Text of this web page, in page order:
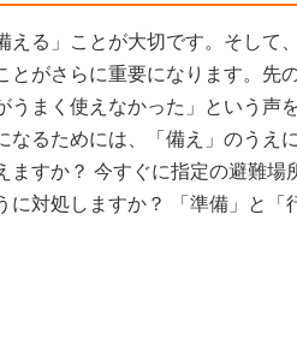
える」ことが大切です。そして
とがさらに重要になります。先
うまく使えなかった」という
なるためには、「備え」のうえ
ますか？ 今すぐに指定の避難
に対処しますか？ 「準備」と